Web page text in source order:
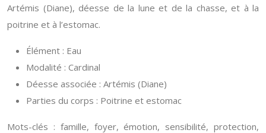
Artémis (Diane), déesse de la lune et de la chasse, et à la
poitrine et à l’estomac.
Élément : Eau
Modalité : Cardinal
Déesse associée : Artémis (Diane)
Parties du corps : Poitrine et estomac
Mots-clés : famille, foyer, émotion, sensibilité, protection,